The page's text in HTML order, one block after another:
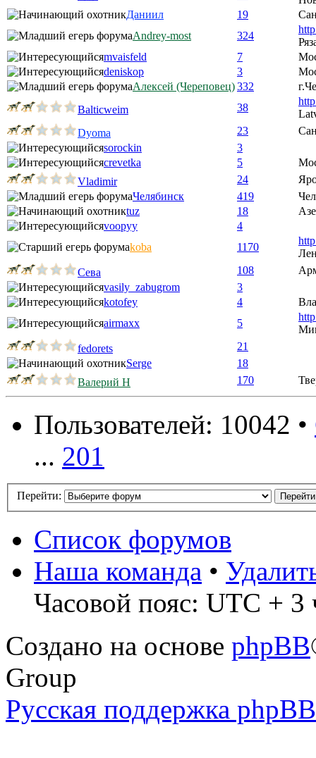
Даниил
19
Andrey-most
324
mvaisfeld
7
deniskop
3
Алексей (Череповец)332
Balticweim
38
Dyoma
23
sorockin
3
crevetka
5
Vladimir
24
Челябинск
419
tuz
18
voopyy
4
koba
1170
Сева
108
vasily_zabugrom
3
kotofey
4
airmaxx
5
fedorets
21
Serge
18
Валерий Н
170
Пользователей: 10042 •
... 201
Перейти:
Список форумов
Наша команда •
Часовой пояс: UTC + 3
Создано на основе phpBB
Group
Русская поддержка phpBB